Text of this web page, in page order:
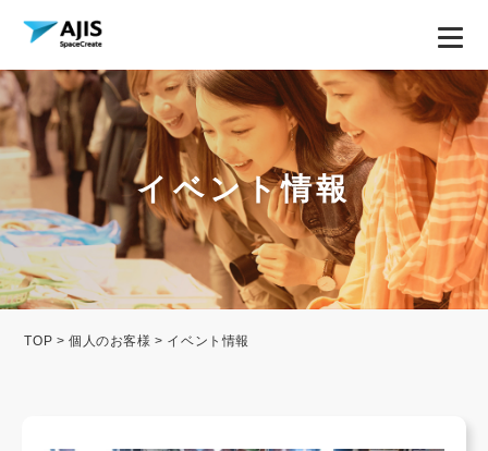
イベント情報
TOP >個人のお客様 > イベント情報